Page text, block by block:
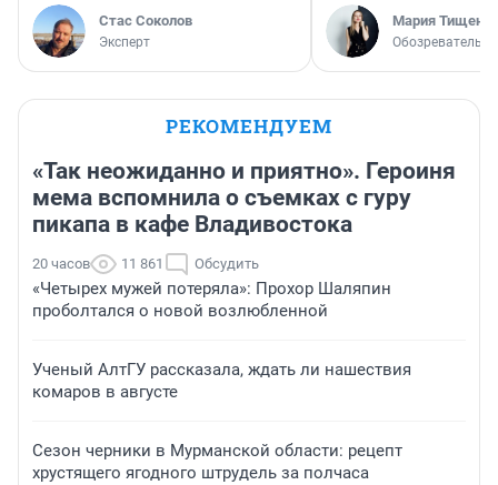
Стас Соколов
Эксперт
Мария Тищенко
Обозреватель
РЕКОМЕНДУЕМ
«Так неожиданно и приятно». Героиня
мема вспомнила о съемках с гуру
пикапа в кафе Владивостока
20 часов 11 861 Обсудить
«Четырех мужей потеряла»: Прохор Шаляпин
проболтался о новой возлюбленной
Ученый АлтГУ рассказала, ждать ли нашествия
комаров в августе
Сезон черники в Мурманской области: рецепт
хрустящего ягодного штрудель за полчаса